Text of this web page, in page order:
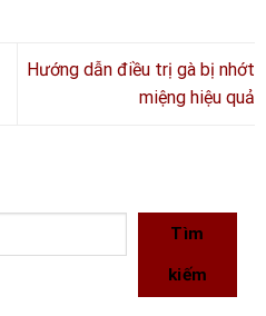
Hướng dẫn điều trị gà bị nhớt
miệng hiệu quả
Tìm
kiếm